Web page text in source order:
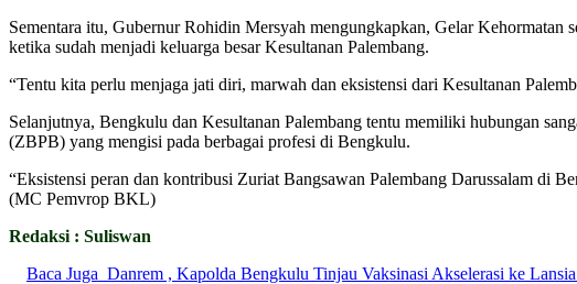
Sementara itu, Gubernur Rohidin Mersyah mengungkapkan, Gelar
ketika sudah menjadi keluarga besar Kesultanan Palembang.
“Tentu kita perlu menjaga jati diri, marwah dan eksistensi dari Kesultanan
Selanjutnya, Bengkulu dan Kesultanan Palembang tentu memiliki hubungan
(ZBPB) yang mengisi pada berbagai profesi di Bengkulu.
“Eksistensi peran dan kontribusi Zuriat Bangsawan Palembang Darussalam di
(MC Pemvrop BKL)
Redaksi : Suliswan
Baca Juga Danrem , Kapolda Bengkulu Tinjau Vaksinasi Akselerasi ke